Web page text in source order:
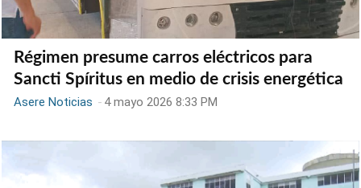
Régimen presume carros eléctricos para
Sancti Spíritus en medio de crisis energética
Asere Noticias - 4 mayo 2026 8:33 PM